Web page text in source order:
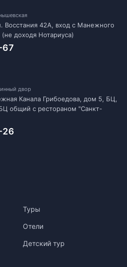
Восстания 42А, вход с Манежного
доходя Нотариуса)
67
двор
Канала Грибоедова, дом 5, БЦ,
общий с рестораном "Санкт-
26
Туры
Отели
Детский тур